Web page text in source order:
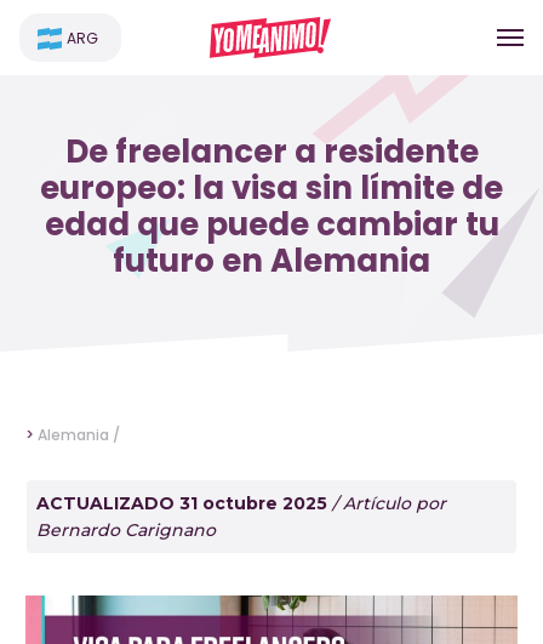
ARG
De freelancer a residente
europeo: la visa sin límite de
edad que puede cambiar tu
futuro en Alemania
> Alemania /
ACTUALIZADO 31 octubre 2025 / Artículo por
Bernardo Carignano